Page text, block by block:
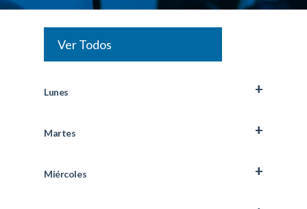
Ver Todos
Lunes
Martes
Miércoles